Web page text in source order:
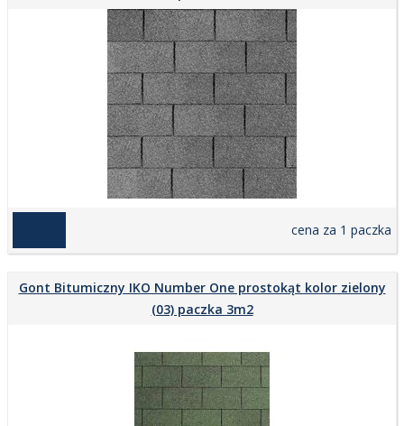
cena za 1 paczka
Gont Bitumiczny IKO Number One prostokąt kolor zielony
(03) paczka 3m2